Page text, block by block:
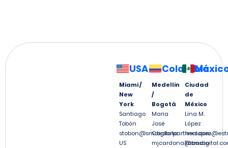
USA
Miami /
New
York
Santiago
Tobón
stobon@smdigitalpartners.com
US
Colombia
Medellín
/
Bogotá
Maria
José
Cardona
Ciudad
de
México
Lina M.
López
Tabasco